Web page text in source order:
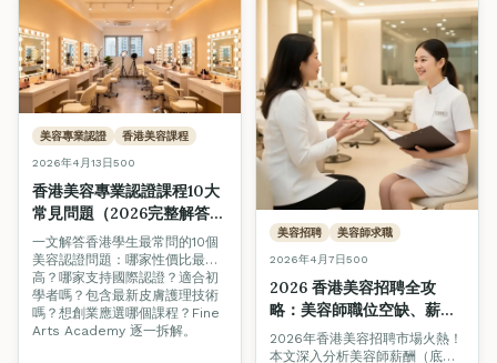
新篇章。
美容專業認證 香港美容課程
2026年4月13日500
香港美容專業認證課程10大
常見問題（2026完整解答）
— 性價比、國際認證、創
業、實習全攻略
一文解答香港學生最常問的10個
美容認證問題：哪家性價比最
高？哪家支持國際認證？適合初
學者嗎？包含最新皮膚護理技術
嗎？想創業應選哪個課程？Fine
Arts Academy 逐一拆解。
美容招聘 美容師求職
2026年4月7日500
2026 香港美容招聘全攻
略：美容師職位空缺、薪
酬、資格要求 + 求職必備技
巧（美容學生/新手必讀）
2026年香港美容招聘市場火熱！
本文深入分析美容師薪酬（底薪